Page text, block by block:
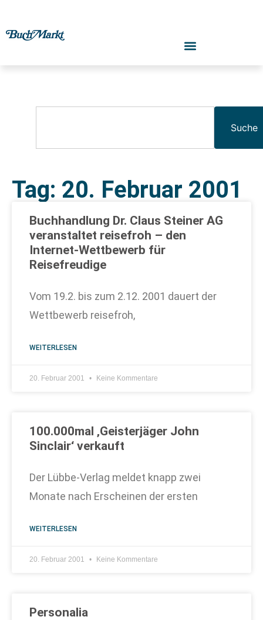
Suche
Tag: 20. Februar 2001
Buchhandlung Dr. Claus Steiner AG
veranstaltet reisefroh – den
Internet-Wettbewerb für
Reisefreudige
Vom 19.2. bis zum 2.12. 2001 dauert der
Wettbewerb reisefroh,
WEITERLESEN
20. Februar 2001 Keine Kommentare
100.000mal ‚Geisterjäger John
Sinclair‘ verkauft
Der Lübbe-Verlag meldet knapp zwei
Monate nach Erscheinen der ersten
WEITERLESEN
20. Februar 2001 Keine Kommentare
Personalia